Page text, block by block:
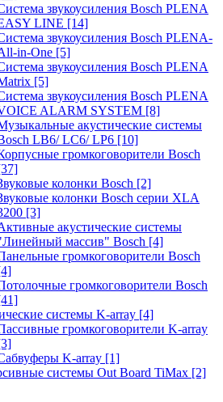
звукоусиления Bosch PLENA
LINE [14]
звукоусиления Bosch PLENA-
in-One [5]
звукоусиления Bosch PLENA
[5]
звукоусиления Bosch PLENA
ALARM SYSTEM [8]
акустические системы
LB6/ LC6/ LP6 [10]
громкоговорители Bosch
колонки Bosch [2]
колонки Bosch серии XLA
[3]
акустические системы
массив" Bosch [4]
громкоговорители Bosch
громкоговорители Bosch
системы K-array [4]
громкоговорители K-array
K-array [1]
системы Out Board TiMax [2]